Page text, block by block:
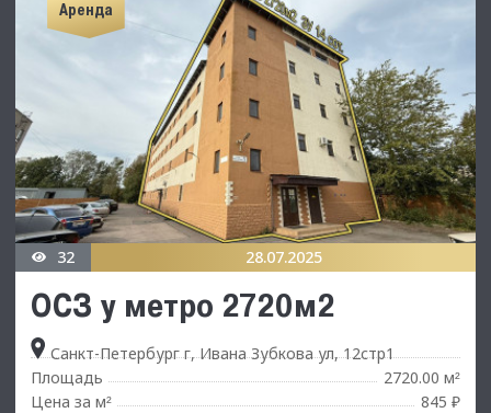
Аренда
32 28.07.2025
ОСЗ у метро 2720м2
Санкт-Петербург г, Ивана Зубкова ул, 12стр1
Площадь
2720.00 м²
Цена за м²
845 ₽